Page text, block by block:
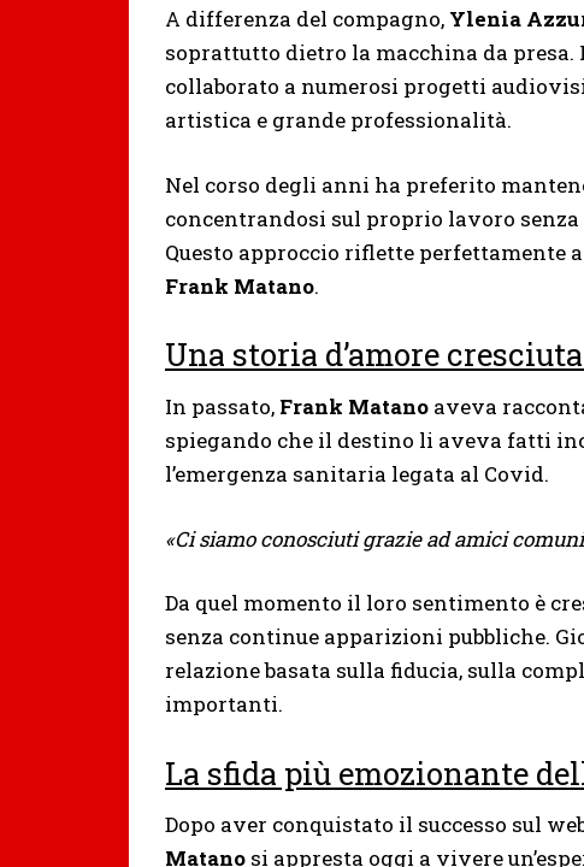
A differenza del compagno, Ylenia
soprattutto dietro la macchina da presa.
collaborato a numerosi progetti
artistica e grande professionalità.
Nel corso degli anni ha preferito
concentrandosi sul proprio lavoro
Questo approccio riflette perfettamente
Frank Matano.
Una storia d’amore
In passato, Frank Matano aveva
spiegando che il destino li aveva fatti
l’emergenza sanitaria legata al Covid.
«Ci siamo conosciuti grazie ad amici
Da quel momento il loro sentimento è
senza continue apparizioni pubbliche.
relazione basata sulla fiducia, sulla
importanti.
La sfida più emozionante
Dopo aver conquistato il successo sul
Matano si appresta oggi a vivere